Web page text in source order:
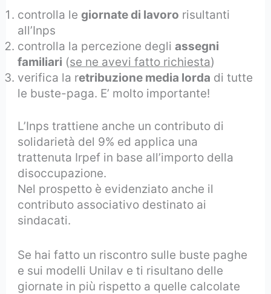
controlla legiornate di lavoro risultanti
all’Inps
controlla la percezione degliassegni
familiari (se ne avevi fatto richiesta)
verifica la retribuzione media lorda di tutte
le buste-paga. E’ molto importante!
L’Inps trattiene anche un contributo di
solidarietà del 9% ed applica una
trattenuta Irpef in base all’importo della
disoccupazione.
Nel prospetto è evidenziato anche il
contributo associativo destinato ai
sindacati.
Se hai fatto un riscontro sulle buste paghe
e sui modelli Unilav e ti risultano delle
giornate in più rispetto a quelle calcolate